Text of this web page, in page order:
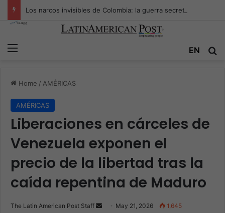
Menu EN
Home / AMÉRICAS
AMÉRICAS
Liberaciones en cárceles de
Venezuela exponen el
precio de la libertad tras la
caída repentina de Maduro
The Latin American Post Staff
Send May 21, 2026 1,645